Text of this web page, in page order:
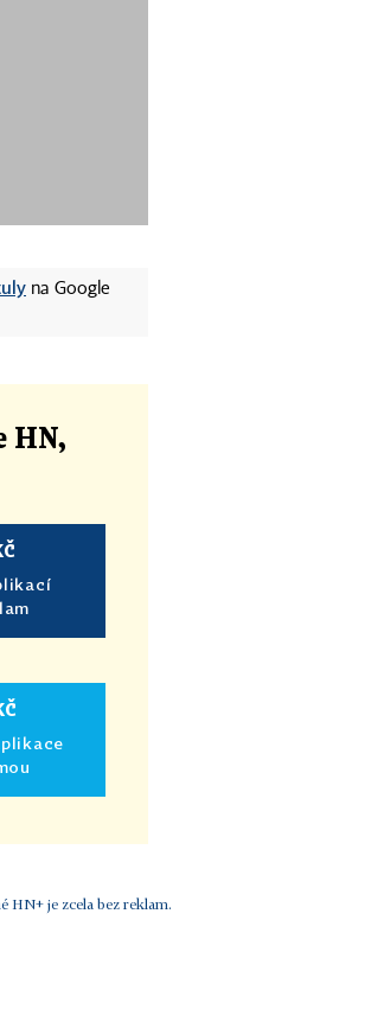
na Google
HN,
HN+ je zcela bez reklam.